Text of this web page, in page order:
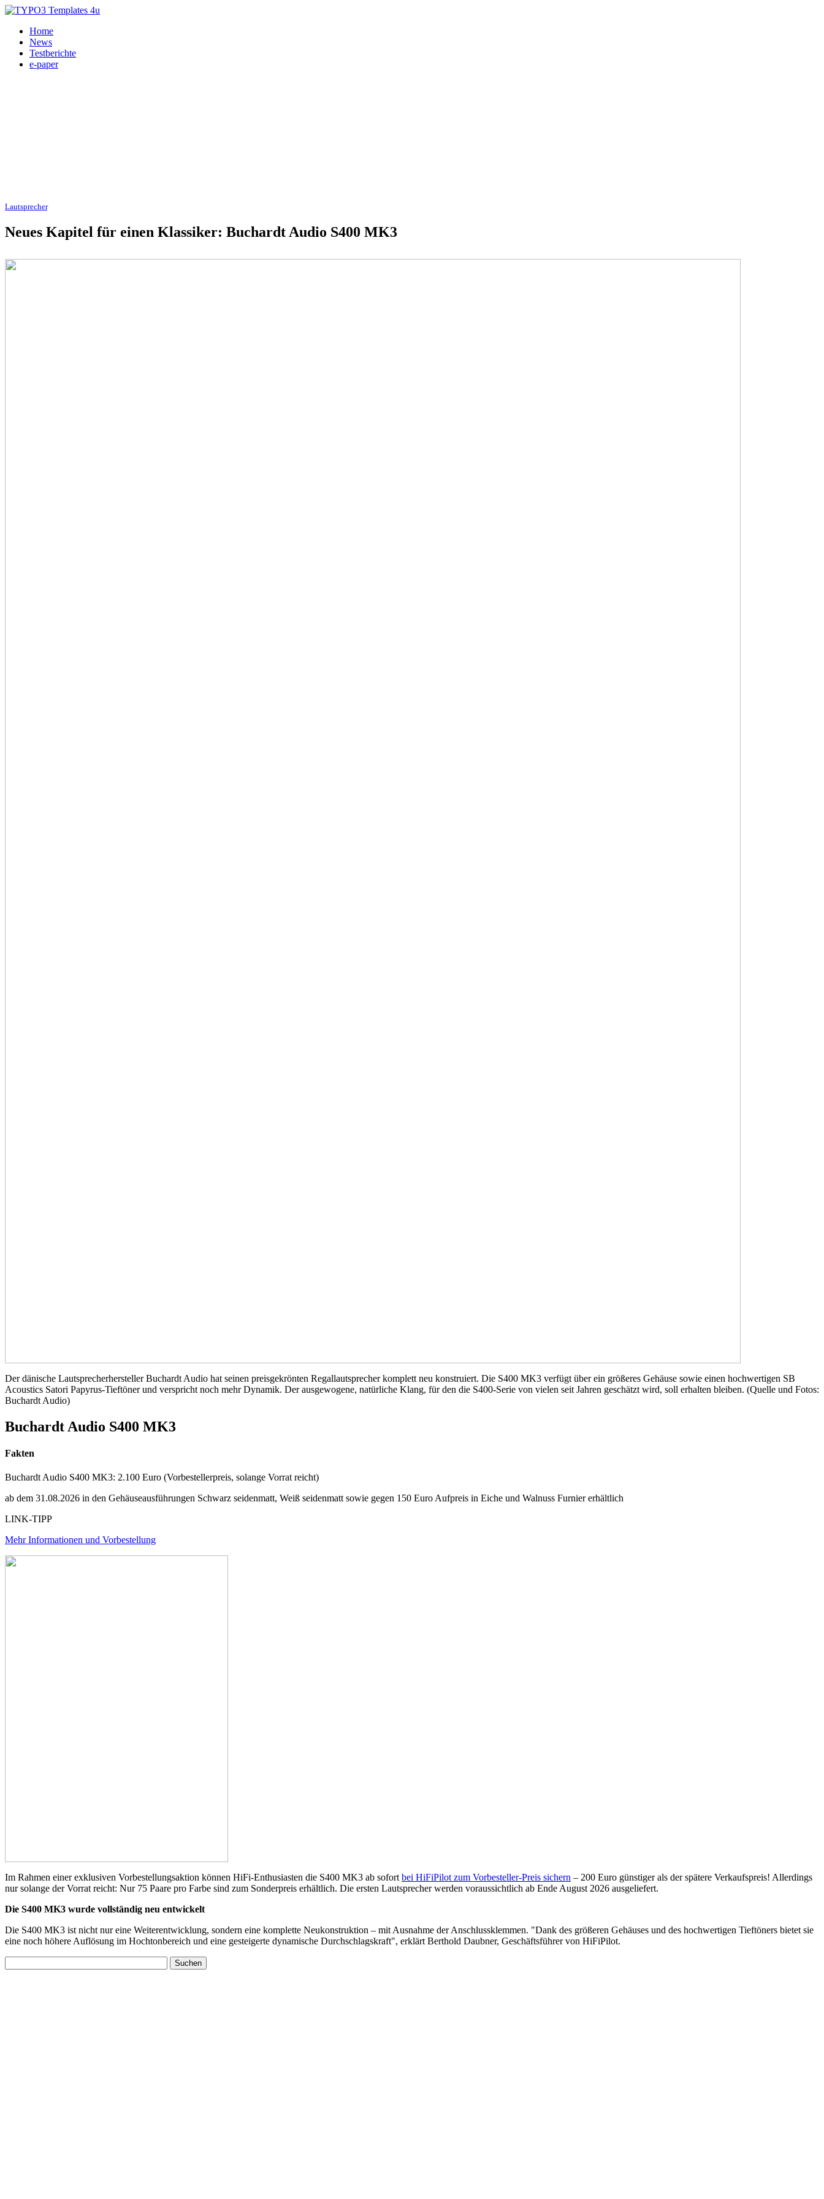
Home
News
Testberichte
e-paper
Lautsprecher, HiFi 23.03.2026
Neues Kapitel für einen Klassiker: Buchardt Audio S400 MK3
Der dänische Lautsprecherhersteller Buchardt Audio hat seinen preisgekrönten Regallautsprecher komplett neu konstruiert. Die S400 MK3 verfügt über ein größeres Gehäuse sowie einen hochwertigen SB
Acoustics Satori Papyrus-Tieftöner und verspricht noch mehr Dynamik. Der ausgewogene, natürliche Klang, für den die S400-Serie von vielen seit Jahren geschätzt wird, soll erhalten bleiben. (Quelle und Fotos:
Buchardt Audio)
Buchardt Audio S400 MK3
Fakten
Buchardt Audio S400 MK3: 2.100 Euro (Vorbestellerpreis, solange Vorrat reicht)
ab dem 31.08.2026 in den Gehäuseausführungen Schwarz seidenmatt, Weiß seidenmatt sowie gegen 150 Euro Aufpreis in Eiche und Walnuss Furnier erhältlich
LINK-TIPP
Mehr Informationen und Vorbestellung
Im Rahmen einer exklusiven Vorbestellungsaktion können HiFi-Enthusiasten die S400 MK3 ab sofortbei HiFiPilot zum Vorbesteller-Preis sichern – 200 Euro günstiger als der spätere Verkaufspreis! Allerdings
nur solange der Vorrat reicht: Nur 75 Paare pro Farbe sind zum Sonderpreis erhältlich. Die ersten Lautsprecher werden voraussichtlich ab Ende August 2026 ausgeliefert.
Die S400 MK3 wurde vollständig neu entwickelt
Die S400 MK3 ist nicht nur eine Weiterentwicklung, sondern eine komplette Neukonstruktion – mit Ausnahme der Anschlussklemmen. "Dank des größeren Gehäuses und des hochwertigen Tieftöners bietet sie
eine noch höhere Auflösung im Hochtonbereich und eine gesteigerte dynamische Durchschlagskraft", erklärt Berthold Daubner, Geschäftsführer von HiFiPilot.